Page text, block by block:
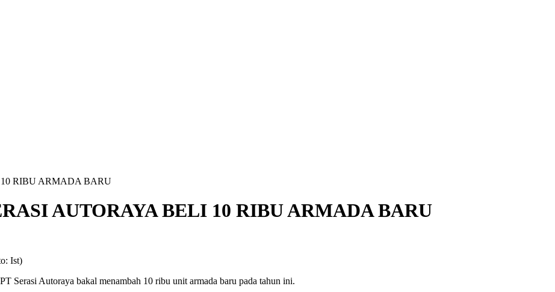
RIBU ARMADA BARU
AUTORAYA BELI 10 RIBU ARMADA BARU
Serasi Autoraya bakal menambah 10 ribu unit armada baru pada tahun ini.